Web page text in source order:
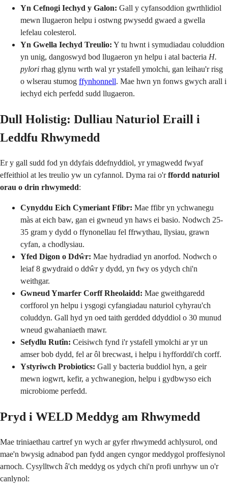
Yn Cefnogi Iechyd y Galon: Gall y cyfansoddion gwrthlidiol
mewn llugaeron helpu i ostwng pwysedd gwaed a gwella
lefelau colesterol.
Yn Gwella Iechyd Treulio: Y tu hwnt i symudiadau coluddion
yn unig, dangoswyd bod llugaeron yn helpu i atal bacteria H.
pylori rhag glynu wrth wal yr ystafell ymolchi, gan leihau'r risg
o wlserau stumog ffynhonnell. Mae hwn yn fonws gwych arall i
iechyd eich perfedd sudd llugaeron.
Dull Holistig: Dulliau Naturiol Eraill i
Leddfu Rhwymedd
Er y gall sudd fod yn ddyfais ddefnyddiol, yr ymagwedd fwyaf
effeithiol at les treulio yw un cyfannol. Dyma rai o'rffordd naturiol
orau o drin rhwymedd:
Cynyddu Eich Cymeriant Ffibr: Mae ffibr yn ychwanegu
màs at eich baw, gan ei gwneud yn haws ei basio. Nodwch 25-
35 gram y dydd o ffynonellau fel ffrwythau, llysiau, grawn
cyfan, a chodlysiau.
Yfed Digon o Ddŵr: Mae hydradiad yn anorfod. Nodwch o
leiaf 8 gwydraid o ddŵr y dydd, yn fwy os ydych chi'n
weithgar.
Gwneud Ymarfer Corff Rheolaidd: Mae gweithgaredd
corfforol yn helpu i ysgogi cyfangiadau naturiol cyhyrau'ch
coluddyn. Gall hyd yn oed taith gerdded ddyddiol o 30 munud
wneud gwahaniaeth mawr.
Sefydlu Rutîn: Ceisiwch fynd i'r ystafell ymolchi ar yr un
amser bob dydd, fel ar ôl brecwast, i helpu i hyfforddi'ch corff.
Ystyriwch Probiotics: Gall y bacteria buddiol hyn, a geir
mewn iogwrt, kefir, a ychwanegion, helpu i gydbwyso eich
microbiome perfedd.
Pryd i WELD Meddyg am Rhwymedd
Mae triniaethau cartref yn wych ar gyfer rhwymedd achlysurol, ond
mae'n bwysig adnabod pan fydd angen cyngor meddygol proffesiynol
arnoch. Cysylltwch â'ch meddyg os ydych chi'n profi unrhyw un o'r
canlynol: